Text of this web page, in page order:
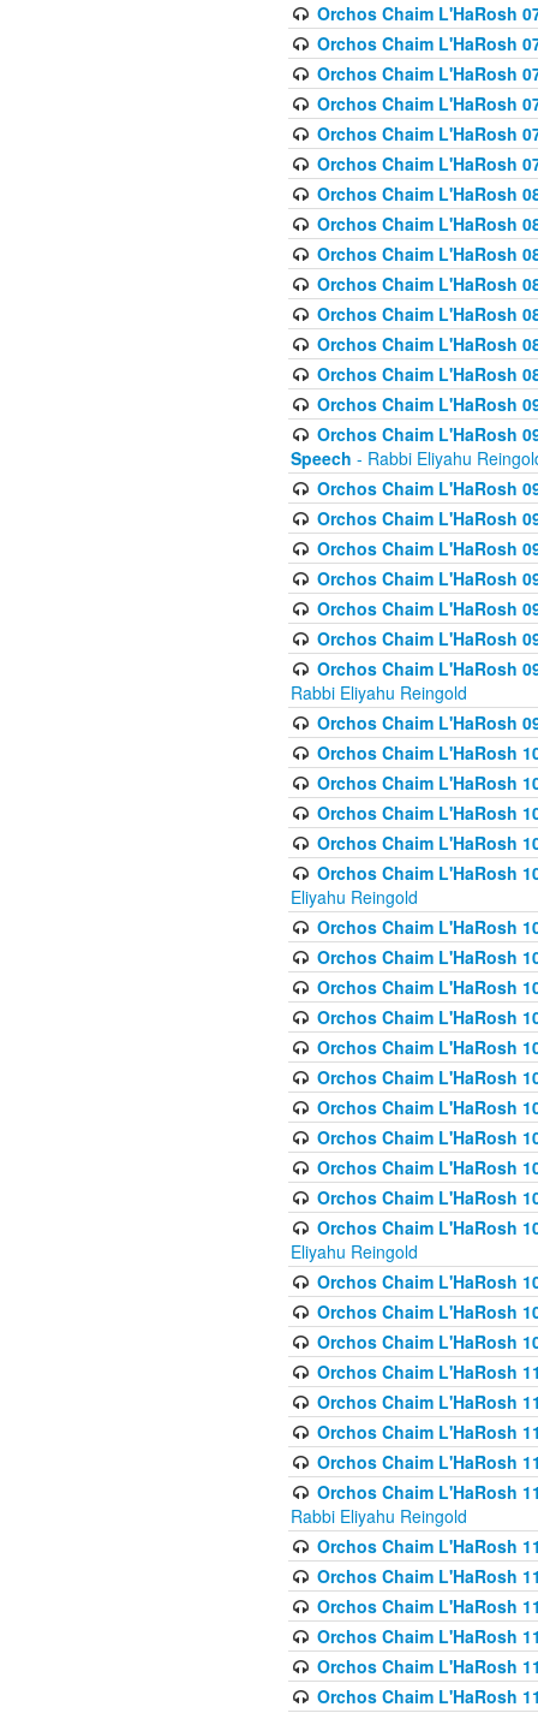
Orchos Chaim L'HaRosh
Orchos Chaim L'HaRosh
Orchos Chaim L'HaRosh
Orchos Chaim L'HaRosh
Orchos Chaim L'HaRosh
Orchos Chaim L'HaRosh
Orchos Chaim L'HaRosh
Orchos Chaim L'HaRosh
Orchos Chaim L'HaRosh
Orchos Chaim L'HaRosh
Orchos Chaim L'HaRosh
Orchos Chaim L'HaRosh
Orchos Chaim L'HaRosh
Orchos Chaim L'HaRosh
Orchos Chaim L'HaRosh
Speech - Rabbi Eliyahu
Orchos Chaim L'HaRosh
Orchos Chaim L'HaRosh
Orchos Chaim L'HaRosh
Orchos Chaim L'HaRosh
Orchos Chaim L'HaRosh
Orchos Chaim L'HaRosh
Orchos Chaim L'HaRosh
Rabbi Eliyahu Reingold
Orchos Chaim L'HaRosh
Orchos Chaim L'HaRosh
Orchos Chaim L'HaRosh
Orchos Chaim L'HaRosh
Orchos Chaim L'HaRosh
Orchos Chaim L'HaRosh
Eliyahu Reingold
Orchos Chaim L'HaRosh
Orchos Chaim L'HaRosh
Orchos Chaim L'HaRosh
Orchos Chaim L'HaRosh
Orchos Chaim L'HaRosh
Orchos Chaim L'HaRosh
Orchos Chaim L'HaRosh
Orchos Chaim L'HaRosh
Orchos Chaim L'HaRosh
Orchos Chaim L'HaRosh
Orchos Chaim L'HaRosh
Eliyahu Reingold
Orchos Chaim L'HaRosh
Orchos Chaim L'HaRosh
Orchos Chaim L'HaRosh
Orchos Chaim L'HaRosh
Orchos Chaim L'HaRosh
Orchos Chaim L'HaRosh
Orchos Chaim L'HaRosh
Orchos Chaim L'HaRosh
Rabbi Eliyahu Reingold
Orchos Chaim L'HaRosh
Orchos Chaim L'HaRosh
Orchos Chaim L'HaRosh
Orchos Chaim L'HaRosh
Orchos Chaim L'HaRosh
Orchos Chaim L'HaRosh